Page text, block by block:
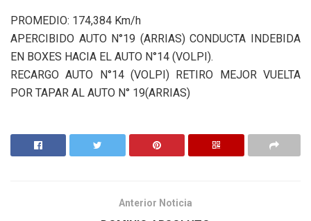
PROMEDIO: 174,384 Km/h
APERCIBIDO AUTO N°19 (ARRIAS) CONDUCTA INDEBIDA
EN BOXES HACIA EL AUTO N°14 (VOLPI).
RECARGO AUTO N°14 (VOLPI) RETIRO MEJOR VUELTA
POR TAPAR AL AUTO N° 19(ARRIAS)
Anterior Noticia